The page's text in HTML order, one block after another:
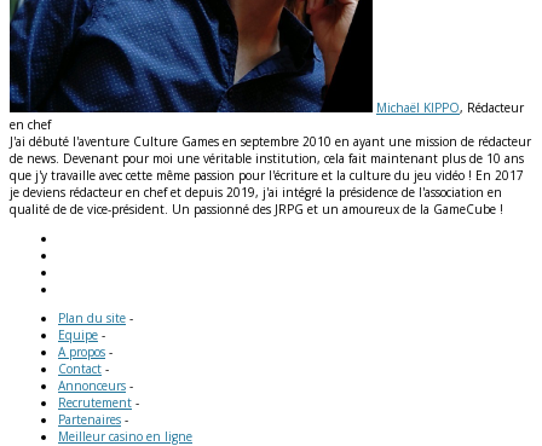
Michaël KIPPO, Rédacteur
en chef
J'ai débuté l'aventure Culture Games en septembre 2010 en ayant une mission de rédacteur
de news. Devenant pour moi une véritable institution, cela fait maintenant plus de 10 ans
que j'y travaille avec cette même passion pour l'écriture et la culture du jeu vidéo ! En 2017
je deviens rédacteur en chef et depuis 2019, j'ai intégré la présidence de l'association en
qualité de de vice-président. Un passionné des JRPG et un amoureux de la GameCube !
Plan du site -
Equipe -
A propos -
Contact -
Annonceurs -
Recrutement -
Partenaires -
Meilleur casino en ligne